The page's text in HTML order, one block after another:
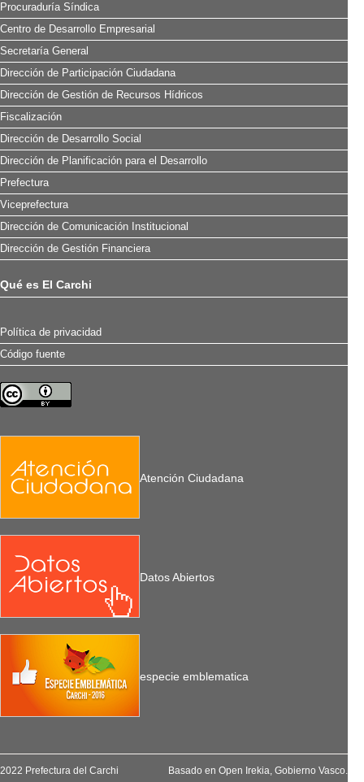
Procuraduría Síndica
Centro de Desarrollo Empresarial
Secretaría General
Dirección de Participación Ciudadana
Dirección de Gestión de Recursos Hídricos
Fiscalización
Dirección de Desarrollo Social
Dirección de Planificación para el Desarrollo
Prefectura
Viceprefectura
Dirección de Comunicación Institucional
Dirección de Gestión Financiera
Qué es El Carchi
Política de privacidad
Código fuente
Atención Ciudadana
Datos Abiertos
especie emblematica
2022 Prefectura del Carchi Basado en Open Irekia , Gobierno Vasco.